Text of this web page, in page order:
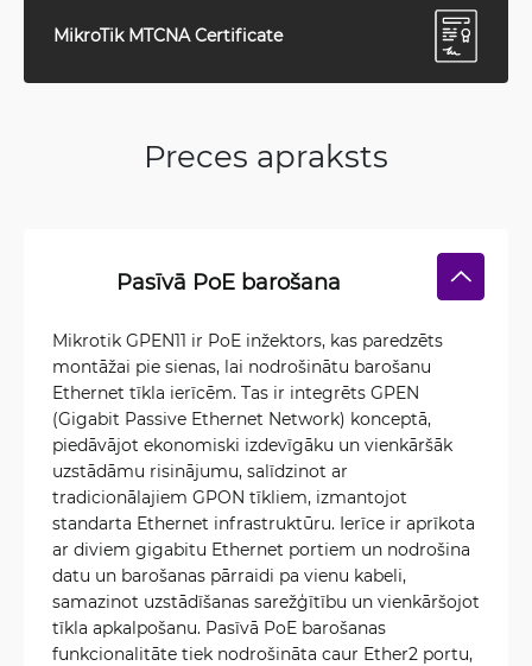
MikroTik MTCNA Certificate
Preces apraksts
Pasīvā PoE barošana
Mikrotik GPEN11 ir PoE inžektors, kas paredzēts
montāžai pie sienas, lai nodrošinātu barošanu
Ethernet tīkla ierīcēm. Tas ir integrēts GPEN
(Gigabit Passive Ethernet Network) konceptā,
piedāvājot ekonomiski izdevīgāku un vienkāršāk
uzstādāmu risinājumu, salīdzinot ar
tradicionālajiem GPON tīkliem, izmantojot
standarta Ethernet infrastruktūru. Ierīce ir aprīkota
ar diviem gigabitu Ethernet portiem un nodrošina
datu un barošanas pārraidi pa vienu kabeli,
samazinot uzstādīšanas sarežģītību un vienkāršojot
tīkla apkalpošanu. Pasīvā PoE barošanas
funkcionalitāte tiek nodrošināta caur Ether2 portu,